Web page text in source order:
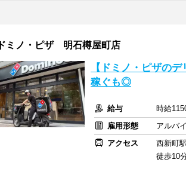
ドミノ・ピザ 明石樽屋町店
【ドミノ・ピザの
稼ぐも◎
給与
時給
雇用形態
アルバ
アクセス
西新町駅
徒歩10